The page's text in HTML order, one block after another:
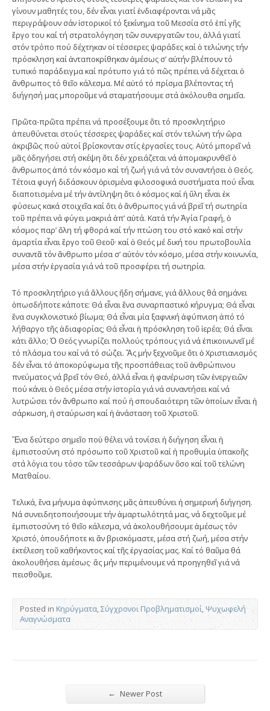
γίνουν μαθητές του, δέν εἶναι γιατί ἐνδιαφέρονται νά μᾶς
περιγράψουν σάν ἱστορικοί τό ξεκίνημα τοῦ Μεσσία στό ἐπί γῆς
ἔργο του καί τή στρατολόγηση τῶν συνεργατῶν του, ἀλλά γιατί
στόν τρόπο πού δέχτηκαν οἱ τέσσερες ψαράδες καί ὁ τελώνης τήν
πρόσκληση καί ἀνταποκρίθηκαν ἀμέσως σ’ αὐτήν βλέπουν τό
τυπικό παράδειγμα καί πρότυπο γιά τό πῶς πρέπει νά δέχεται ὁ
ἄνθρωπος τό θεῖο κάλεσμα. Μέ αὐτό τό πρίσμα βλέποντας τή
διήγησή μας μποροῦμε νά σταματήσουμε στά ἀκόλουθα σημεῖα.
Πρῶτα-πρῶτα πρέπει νά προσέξουμε ὅτι τό προσκλητήριο
ἀπευθύνεται στούς τέσσερες ψαράδες καί στόν τελώνη τήν ὥρα
ἀκριβῶς πού αὐτοί βρίσκονταν στίς ἐργασίες τους. Αὐτό μπορεῖ νά
μᾶς ὁδηγήσει στή σκέψη ὅτι δέν χρειάζεται νά ἀπομακρυνθεῖ ὁ
ἄνθρωπος ἀπό τόν κόσμο καί τή ζωή γιά νά τόν συναντήσει ὁ Θεός.
Τέτοια φυγή διδάσκουν ὁρισμένα φιλοσοφικά συστήματα πού εἶναι
διαποτισμένα μέ τήν ἀντίληψη ὅτι ὁ κόσμος καί ἡ ὕλη εἶναι ἐκ
φύσεως κακά στοιχεῖα καί ὅτι ὁ ἄνθρωπος γιά νά βρεῖ τή σωτηρία
τοῦ πρέπει νά φύγει μακριά ἀπ’ αὐτά. Κατά τήν Ἁγία Γραφή, ὁ
κόσμος παρ’ ὅλη τή φθορά καί τήν πτώση του στό κακό καί στήν
ἁμαρτία εἶναι ἔργο τοῦ Θεοῦ· καί ὁ Θεός μέ δική του πρωτοβουλία
συναντᾶ τόν ἄνθρωπο μέσα σ’ αὐτόν τόν κόσμο, μέσα στήν κοινωνία,
μέσα στήν ἐργασία γιά νά τοῦ προσφέρει τή σωτηρία.
Τό προσκλητήριο γιά ἄλλους ἤδη σήμανε, γιά ἄλλους θά σημάνει
ὁπωσδήποτε κάποτε: Θά εἶναι ἕνα συναρπαστικό κήρυγμα; Θά εἶναι
ἕνα συγκλονιστικό βίωμα; Θά εἶναι μία ξαφνική ἀφύπνιση ἀπό τό
λήθαργο τῆς ἀδιαφορίας; Θά εἶναι ἡ πρόσκληση τοῦ ἱερέα; Θά εἶναι
κάτι ἄλλο; Ὁ Θεός γνωρίζει πολλούς τρόπους γιά νά ἐπικοινωνεῖ μέ
τό πλάσμα του καί νά τό σώζει. Ἄς μήν ξεχνοῦμε ὅτι ὁ Χριστιανισμός
δέν εἶναι τό ἀποκορύφωμα τῆς προσπάθειας τοῦ ἀνθρώπινου
πνεύματος νά βρεῖ τόν Θεό, ἀλλά εἶναι ἡ φανέρωση τῶν ἐνεργειῶν
πού κάνει ὁ Θεός μέσα στήν ἱστορία γιά νά συναντήσει καί νά
λυτρώσει τόν ἄνθρωπο καί πού ἡ σπουδαιότερη τῶν ὁποίων εἶναι ἡ
σάρκωση, ἡ σταύρωση καί ἡ ἀνάσταση τοῦ Χριστοῦ.
Ἕνα δεύτερο σημεῖο ποὺ θέλει νά τονίσει ἡ διήγηση εἶναι ἡ
ἐμπιστοσύνη στό πρόσωπο τοῦ Χριστοῦ καί ἡ προθυμία ὑπακοῆς
στά λόγια του τόσο τῶν τεσσάρων ψαράδων ὅσο καί τοῦ τελώνη
Ματθαίου.
Τελικά, ἕνα μήνυμα ἀφύπνισης μᾶς ἀπευθύνει ἡ σημερινή διήγηση.
Νά συνειδητοποιήσουμε τήν ἁμαρτωλότητά μας, νά δεχτοῦμε μέ
ἐμπιστοσύνη τό θεῖο κάλεσμα, νά ἀκολουθήσουμε ἀμέσως τόν
Χριστό, ὁπουδήποτε κι ἄν βρισκόμαστε, μέσα στή ζωή, μέσα στήν
ἐκτέλεση τοῦ καθήκοντος καί τῆς ἐργασίας μας. Καί τό θαῦμα θά
ἀκολουθήσει ἀμέσως· ἄς μήν περιμένουμε νά προηγηθεῖ γιά νά
πεισθοῦμε.
Posted in Κηρύγματα,Σύγχρονοι Προβληματισμοί,Ψυχωφελή
Αναγνώσματα
← Newer Post